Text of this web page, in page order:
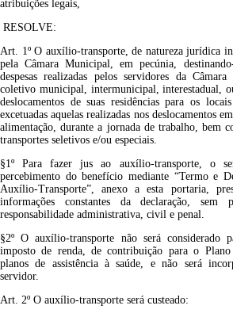
atribuições legais,
RESOLVE:
Art. 1º O auxílio-transporte, de natureza jurídica
pela Câmara Municipal, em pecúnia,
despesas realizadas pelos servidores da
coletivo municipal, intermunicipal, interestadual,
deslocamentos de suas residências para os
excetuadas aquelas realizadas nos deslocamentos
alimentação, durante a jornada de trabalho, bem
transportes seletivos e/ou especiais.
§1º Para fazer jus ao auxílio-transporte, o
percebimento do benefício mediante “Termo e
Auxílio-Transporte”, anexo a esta portaria,
informações constantes da declaração, sem
responsabilidade administrativa, civil e penal.
§2º O auxílio-transporte não será considerado
imposto de renda, de contribuição para o
planos de assistência à saúde, e não será
servidor.
Art. 2º O auxílio-transporte será custeado: